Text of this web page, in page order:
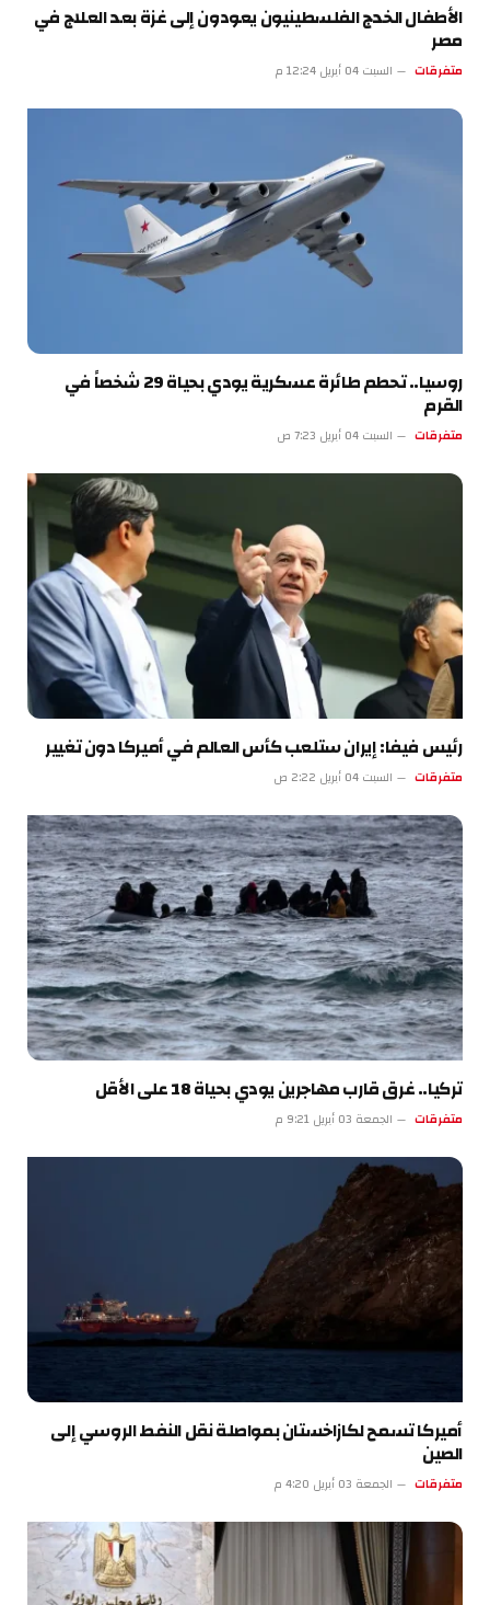
الأطفال الخدج الفلسطينيون يعودون إلى غزة بعد العلاج في
مصر
متفرقات السبت 04 أبريل 12:24 م
روسيا.. تحطم طائرة عسكرية يودي بحياة 29 شخصاً في
القرم
متفرقات السبت 04 أبريل 7:23 ص
رئيس فيفا: إيران ستلعب كأس العالم في أميركا دون تغيير
متفرقات السبت 04 أبريل 2:22 ص
تركيا.. غرق قارب مهاجرين يودي بحياة 18 على الأقل
متفرقات الجمعة 03 أبريل 9:21 م
أميركا تسمح لكازاخستان بمواصلة نقل النفط الروسي إلى
الصين
متفرقات الجمعة 03 أبريل 4:20 م